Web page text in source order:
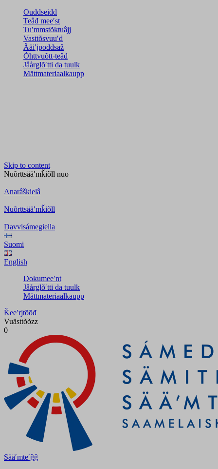
Ouddseidd
Teâđ meeʹst
Tuʹmmstõktuâjj
Vasttõsvuuʹd
Ääiʹjpoddsaž
Õhttvuõtt-teâđ
Jåårǥlõʹtti da tuulk
Mättmateriaalkaupp
Skip to content
Nuõrttsääʹmǩiõll nuo
Anarâškielâ
Nuõrttsääʹmǩiõll
Davvisámegiella
Suomi
English
Dokumeeʹnt
Jåårǥlõʹtti da tuulk
Mättmateriaalkaupp
Ǩeeʹrjtõõđ
Vuästtõõzz
0
Sääʹmteʹǧǧ